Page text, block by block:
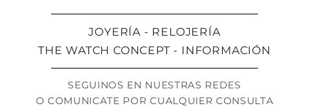
JOYERÍA - RELOJERÍA
THE WATCH CONCEPT - INFORMACIÓN
SEGUINOS EN NUESTRAS REDES
O COMUNICATE POR CUALQUIER CONSULTA